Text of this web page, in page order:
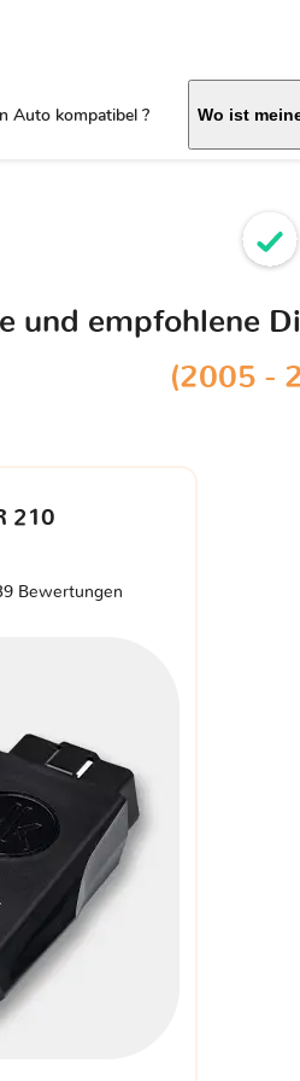
Auto kompatibel ? Wo ist
und empfohlene
(2005 -
210
Bewertungen